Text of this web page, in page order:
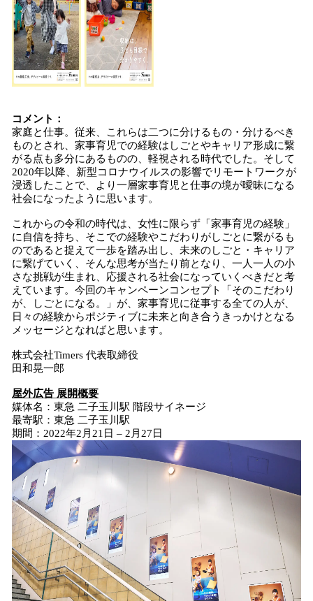
コメント：
家庭と仕事。従来、これらは二つに分けるもの・分けるべき
ものとされ、家事育児での経験はしごとやキャリア形成に繋
がる点も多分にあるものの、軽視される時代でした。そして
2020年以降、新型コロナウイルスの影響でリモートワークが
浸透したことで、より一層家事育児と仕事の境が曖昧になる
社会になったように思います。
これからの令和の時代は、女性に限らず「家事育児の経験」
に自信を持ち、そこでの経験やこだわりがしごとに繋がるも
のであると捉えて一歩を踏み出し、未来のしごと・キャリア
に繋げていく、そんな思考が当たり前となり、一人一人の小
さな挑戦が生まれ、応援される社会になっていくべきだと考
えています。今回のキャンペーンコンセプト「そのこだわり
が、しごとになる。」が、家事育児に従事する全ての人が、
日々の経験からポジティブに未来と向き合うきっかけとなる
メッセージとなればと思います。
株式会社Timers 代表取締役
田和晃一郎
屋外広告 展開概要
媒体名：東急 二子玉川駅 階段サイネージ
最寄駅：東急 二子玉川駅
期間：2022年2月21日 – 2月27日